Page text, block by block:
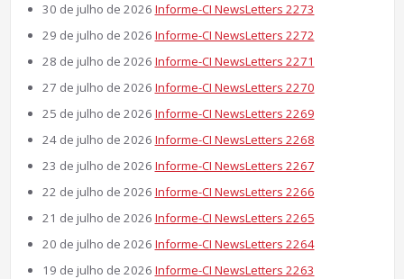
30 de julho de 2026 Informe-CI NewsLetters 2273
29 de julho de 2026 Informe-CI NewsLetters 2272
28 de julho de 2026 Informe-CI NewsLetters 2271
27 de julho de 2026 Informe-CI NewsLetters 2270
25 de julho de 2026 Informe-CI NewsLetters 2269
24 de julho de 2026 Informe-CI NewsLetters 2268
23 de julho de 2026 Informe-CI NewsLetters 2267
22 de julho de 2026 Informe-CI NewsLetters 2266
21 de julho de 2026 Informe-CI NewsLetters 2265
20 de julho de 2026 Informe-CI NewsLetters 2264
19 de julho de 2026 Informe-CI NewsLetters 2263